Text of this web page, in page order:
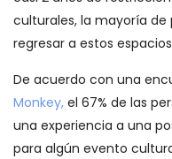
culturales, la mayoría
regresar a estos
De acuerdo con una
Monkey, el 67% de las
una experiencia a una
para algún evento